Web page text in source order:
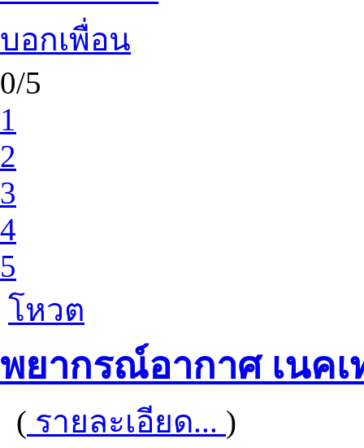
บอกเพื่อน
0/5
1
2
3
4
5
โหวต
พยากรณ์อากาศ เนคเ
( รายละเอียด... )